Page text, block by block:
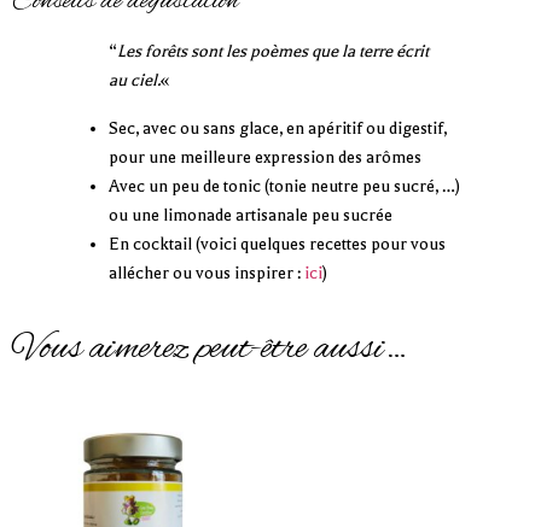
“Les forêts sont les poèmes que la terre écrit
au ciel.«
Sec, avec ou sans glace, en apéritif ou digestif,
pour une meilleure expression des arômes
Avec un peu de tonic (tonie neutre peu sucré, …)
ou une limonade artisanale peu sucrée
En cocktail (voici quelques recettes pour vous
allécher ou vous inspirer : ici)
Vous aimerez peut-être aussi…